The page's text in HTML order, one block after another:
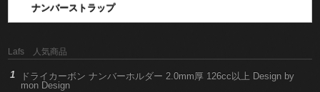
ナンバーストラップ
Lafs 人気商品
ドライカーボン ナンバーホルダー 2.0mm厚 126cc以上 Design by
mon Design